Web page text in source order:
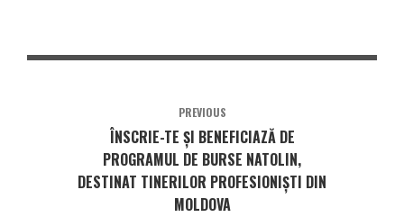
PREVIOUS
ÎNSCRIE-TE ȘI BENEFICIAZĂ DE
PROGRAMUL DE BURSE NATOLIN,
DESTINAT TINERILOR PROFESIONIȘTI DIN
MOLDOVA